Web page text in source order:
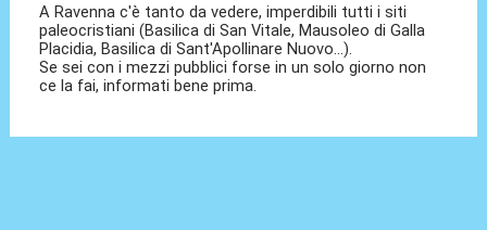
A Ravenna c'è tanto da vedere, imperdibili tutti i siti
paleocristiani (Basilica di San Vitale, Mausoleo di Galla
Placidia, Basilica di Sant'Apollinare Nuovo...).
Se sei con i mezzi pubblici forse in un solo giorno non
ce la fai, informati bene prima.